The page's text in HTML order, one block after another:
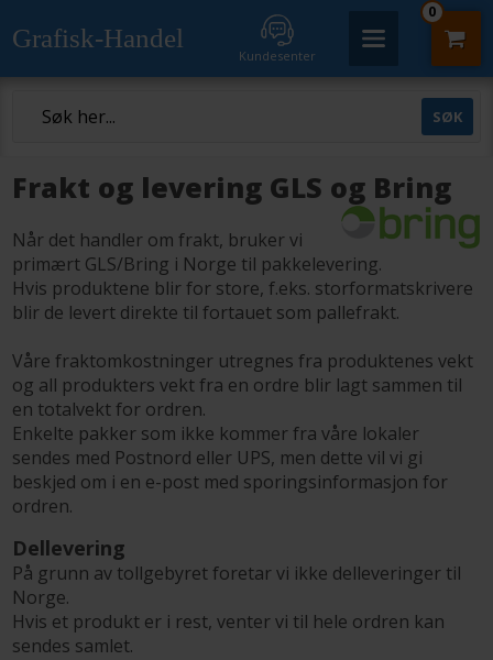
Grafisk-Handel
Kundesenter
0
Frakt og levering GLS og Bring
Når det handler om frakt, bruker vi
primært GLS/Bring i Norge til pakkelevering.
Hvis produktene blir for store, f.eks. storformatskrivere
blir de levert direkte til fortauet som pallefrakt.
Våre fraktomkostninger utregnes fra produktenes vekt
og all produkters vekt fra en ordre blir lagt sammen til
en totalvekt for ordren.
Enkelte pakker som ikke kommer fra våre lokaler
sendes med Postnord eller UPS, men dette vil vi gi
beskjed om i en e-post med sporingsinformasjon for
ordren.
Dellevering
På grunn av tollgebyret foretar vi ikke delleveringer til
Norge.
Hvis et produkt er i rest, venter vi til hele ordren kan
sendes samlet.